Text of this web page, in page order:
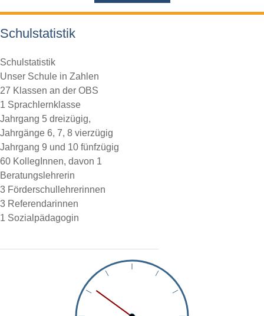
Schulstatistik
Schulstatistik
Unser Schule in Zahlen
27 Klassen an der OBS
1 Sprachlernklasse
Jahrgang 5 dreizügig,
Jahrgänge 6, 7, 8 vierzügig
Jahrgang 9 und 10 fünfzügig
60 KollegInnen, davon 1
Beratungslehrerin
3 Förderschullehrerinnen
3 Referendarinnen
1 Sozialpädagogin